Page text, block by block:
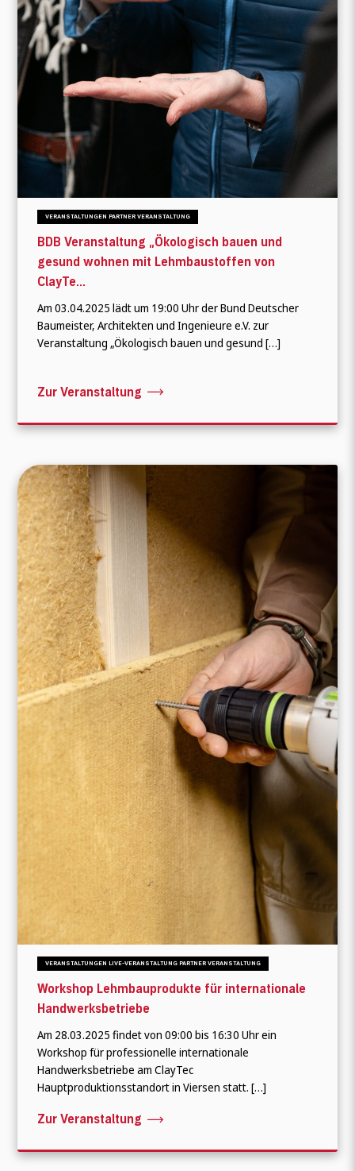
VERANSTALTUNGEN PARTNER VERANSTALTUNG
BDB Veranstaltung „Ökologisch bauen und
gesund wohnen mit Lehmbaustoffen von
ClayTe...
Am 03.04.2025 lädt um 19:00 Uhr der Bund Deutscher
Baumeister, Architekten und Ingenieure e.V. zur
Veranstaltung „Ökologisch bauen und gesund […]
Zur Veranstaltung
VERANSTALTUNGEN LIVE-VERANSTALTUNG PARTNER VERANSTALTUNG
Workshop Lehmbauprodukte für internationale
Handwerksbetriebe
Am 28.03.2025 findet von 09:00 bis 16:30 Uhr ein
Workshop für professionelle internationale
Handwerksbetriebe am ClayTec
Hauptproduktionsstandort in Viersen statt. […]
Zur Veranstaltung